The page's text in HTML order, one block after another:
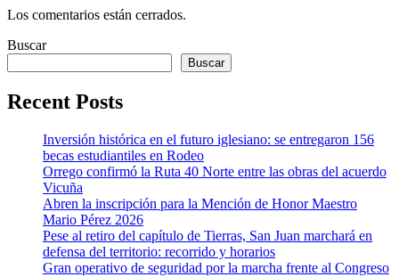
Los comentarios están cerrados.
Buscar
Buscar
Recent Posts
Inversión histórica en el futuro iglesiano: se entregaron 156
becas estudiantiles en Rodeo
Orrego confirmó la Ruta 40 Norte entre las obras del acuerdo
Vicuña
Abren la inscripción para la Mención de Honor Maestro
Mario Pérez 2026
Pese al retiro del capítulo de Tierras, San Juan marchará en
defensa del territorio: recorrido y horarios
Gran operativo de seguridad por la marcha frente al Congreso